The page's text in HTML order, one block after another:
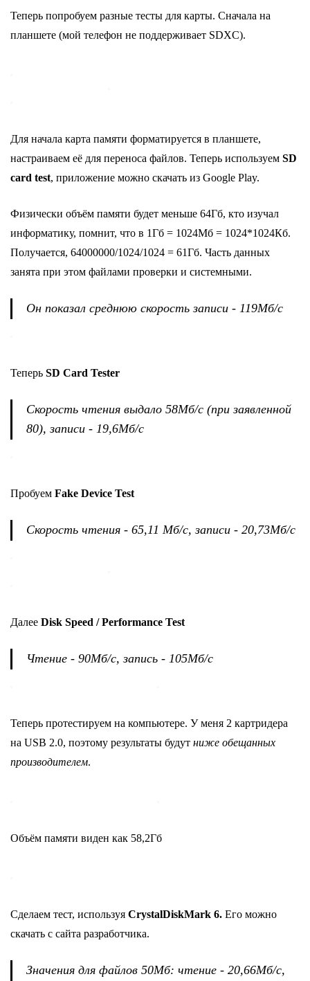
Теперь попробуем разные тесты для карты. Сначала на
планшете (мой телефон не поддерживает SDXC).
Для начала карта памяти форматируется в планшете,
настраиваем её для переноса файлов. Теперь используем SD
card test, приложение можно скачать из Google Play.
Физически объём памяти будет меньше 64Гб, кто изучал
информатику, помнит, что в 1Гб = 1024Мб = 1024*1024Кб.
Получается, 64000000/1024/1024 = 61Гб. Часть данных
занята при этом файлами проверки и системными.
Он показал среднюю скорость записи - 119Мб/с
Теперь SD Card Tester
Скорость чтения выдало 58Мб/с (при заявленной
80), записи - 19,6Мб/с
Пробуем Fake Device Test
Скорость чтения - 65,11 Мб/с, записи - 20,73Мб/с
Далее Disk Speed / Performance Test
Чтение - 90Мб/с, запись - 105Мб/с
Теперь протестируем на компьютере. У меня 2 картридера
на USB 2.0, поэтому результаты будут ниже обещанных
производителем.
Объём памяти виден как 58,2Гб
Сделаем тест, используя CrystalDiskMark 6. Его можно
скачать с сайта разработчика.
Значения для файлов 50Мб: чтение - 20,66Мб/с,